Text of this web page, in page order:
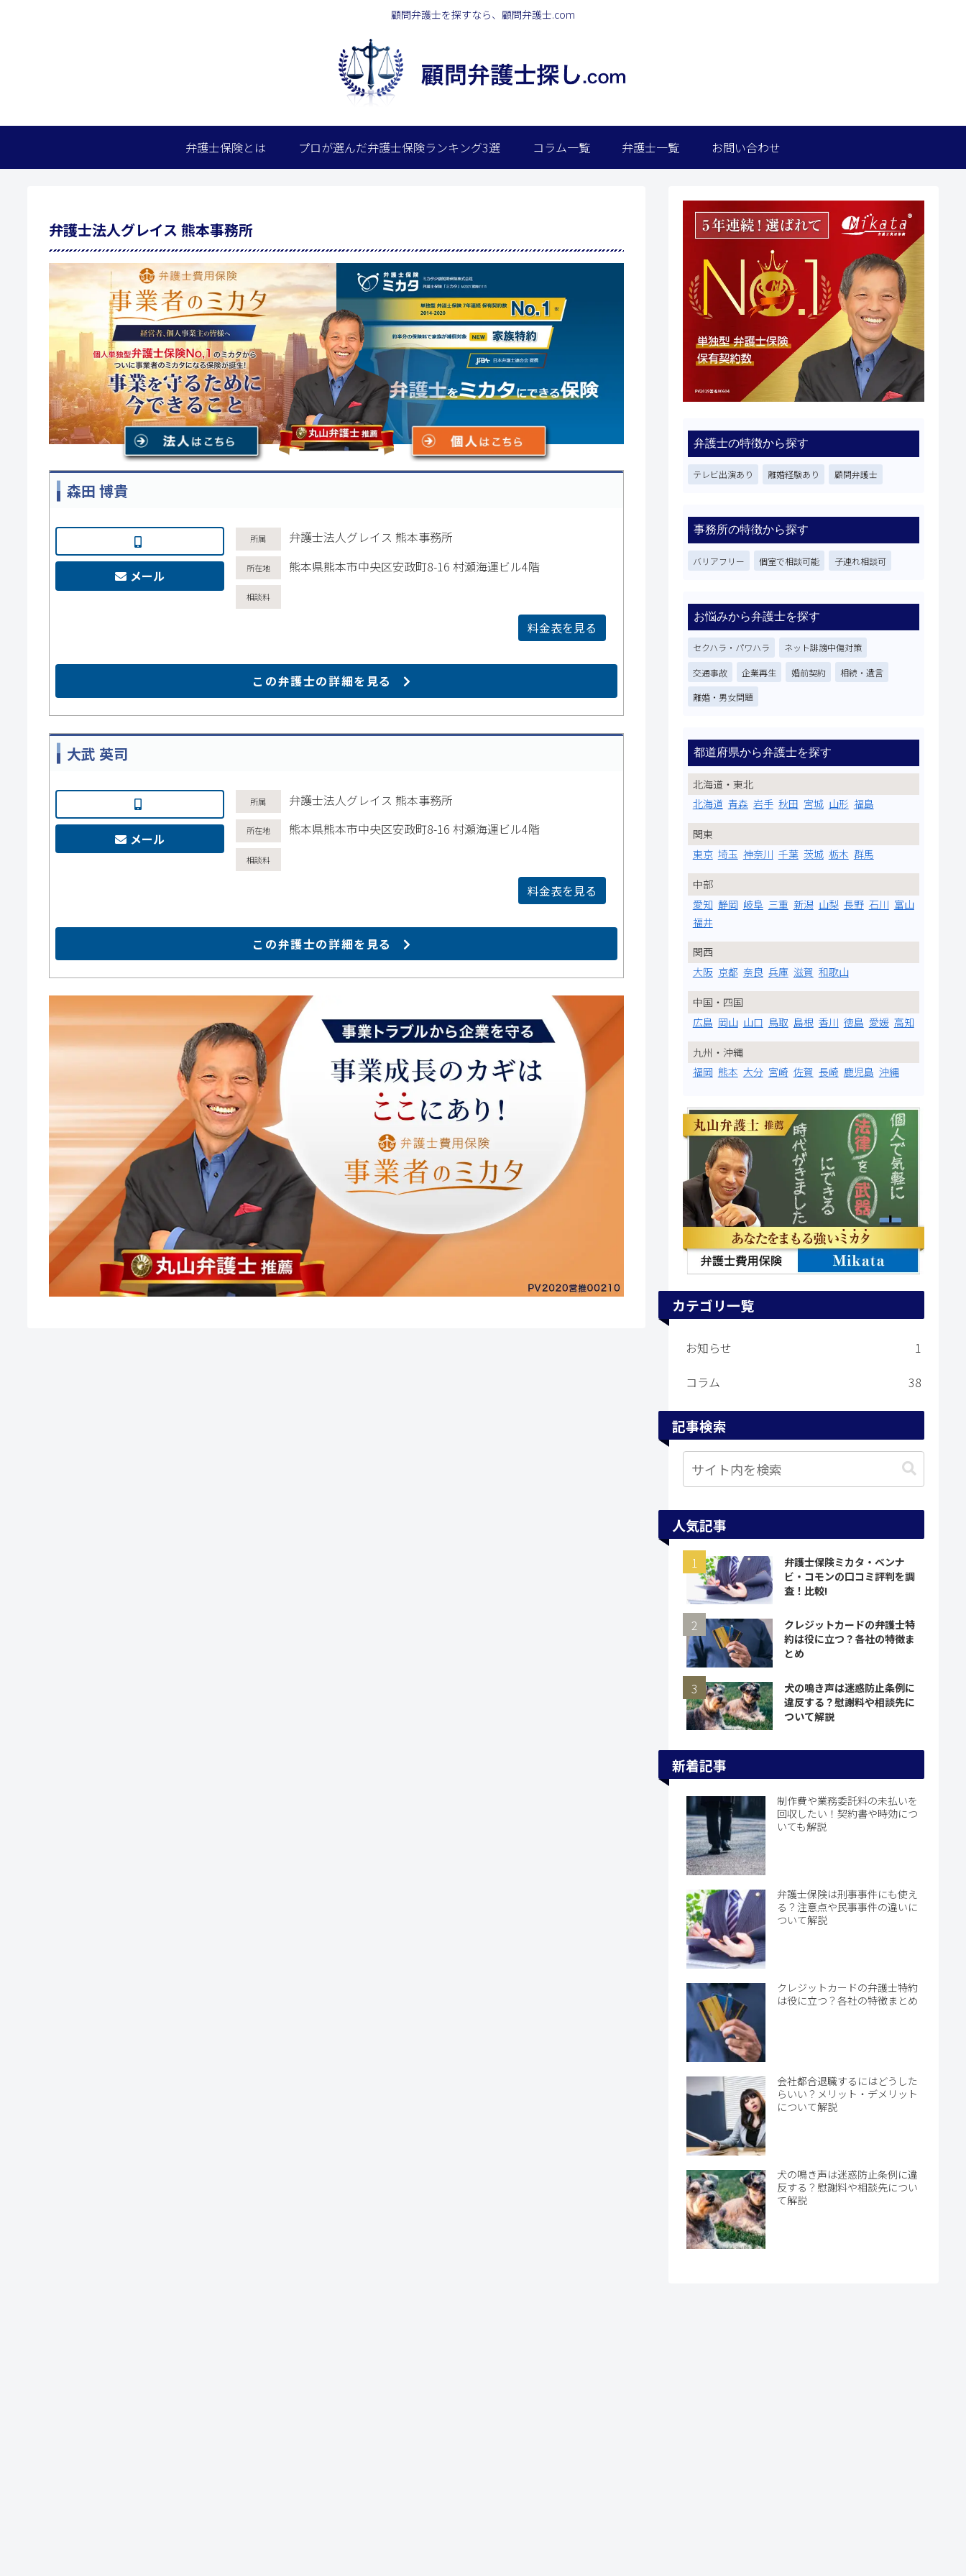
顧問弁護士を探すなら、顧問弁護士.com
弁護士保険とは プロが選んだ弁護士保険ランキング3選 コラム一覧 弁護士一覧 お問い合わせ
弁護士法人グレイス 熊本事務所
森田 博貴
メール
弁護士法人グレイス 熊本事務所
熊本県熊本市中央区安政町8-16 村瀬海運ビル4階
料金表を見る
この弁護士の詳細を見る
大武 英司
メール
弁護士法人グレイス 熊本事務所
熊本県熊本市中央区安政町8-16 村瀬海運ビル4階
料金表を見る
この弁護士の詳細を見る
弁護士の特徴から探す
テレビ出演あり 離婚経験あり 顧問弁護士
事務所の特徴から探す
バリアフリー 個室で相談可能 子連れ相談可
お悩みから弁護士を探す
セクハラ・パワハラ ネット誹謗中傷対策
交通事故 企業再生 婚前契約 相続・遺言
離婚・男女問題
都道府県から弁護士を探す
北海道・東北
北海道 青森 岩手 秋田 宮城 山形 福島
関東
東京 埼玉 神奈川 千葉 茨城 栃木 群馬
中部
愛知 静岡 岐阜 三重 新潟 山梨 長野 石川 富山
福井
関西
大阪 京都 奈良 兵庫 滋賀 和歌山
中国・四国
広島 岡山 山口 鳥取 島根 香川 徳島 愛媛 高知
九州・沖縄
福岡 熊本 大分 宮崎 佐賀 長崎 鹿児島 沖縄
カテゴリ一覧
お知らせ
1
コラム
38
記事検索
人気記事
弁護士保険ミカタ・ベンナ
ビ・コモンの口コミ評判を調
査！比較!
クレジットカードの弁護士特
約は役に立つ？各社の特徴ま
とめ
犬の鳴き声は迷惑防止条例に
違反する？慰謝料や相談先に
ついて解説
新着記事
制作費や業務委託料の未払いを
回収したい！契約書や時効につ
いても解説
弁護士保険は刑事事件にも使え
る？注意点や民事事件の違いに
ついて解説
クレジットカードの弁護士特約
は役に立つ？各社の特徴まとめ
会社都合退職するにはどうした
らいい？メリット・デメリット
について解説
犬の鳴き声は迷惑防止条例に違
反する？慰謝料や相談先につい
て解説